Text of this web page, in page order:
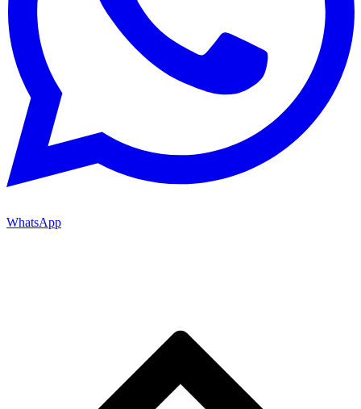
WhatsApp